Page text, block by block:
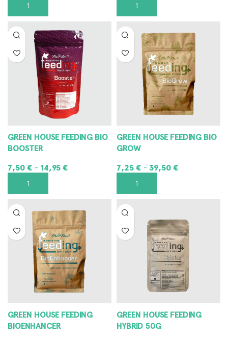
SCEGLI SCEGLI
GREEN HOUSE FEEDING BIO
BOOSTER
7,50€ - 14,95€
SCEGLI
GREEN HOUSE FEEDING BIO
GROW
7,25€ - 39,50€
SCEGLI
GREEN HOUSE FEEDING
BIOENHANCER
GREEN HOUSE FEEDING
HYBRID 50G